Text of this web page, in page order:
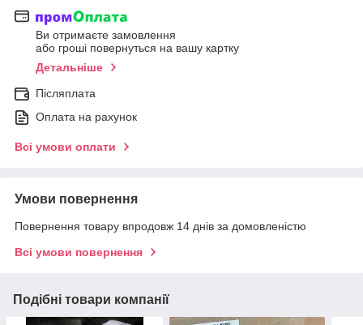
Ви отримаєте замовлення
або гроші повернуться на вашу картку
Детальніше
Післяплата
Оплата на рахунок
Всі умови оплати
Умови повернення
Повернення товару впродовж 14 днів за домовленістю
Всі умови повернення
Подібні товари компанії